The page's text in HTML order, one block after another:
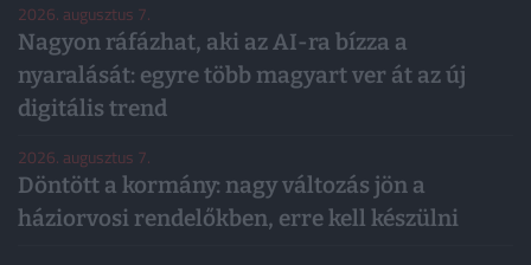
2026. augusztus 7.
Nagyon ráfázhat, aki az AI-ra bízza a
nyaralását: egyre több magyart ver át az új
digitális trend
2026. augusztus 7.
Döntött a kormány: nagy változás jön a
háziorvosi rendelőkben, erre kell készülni